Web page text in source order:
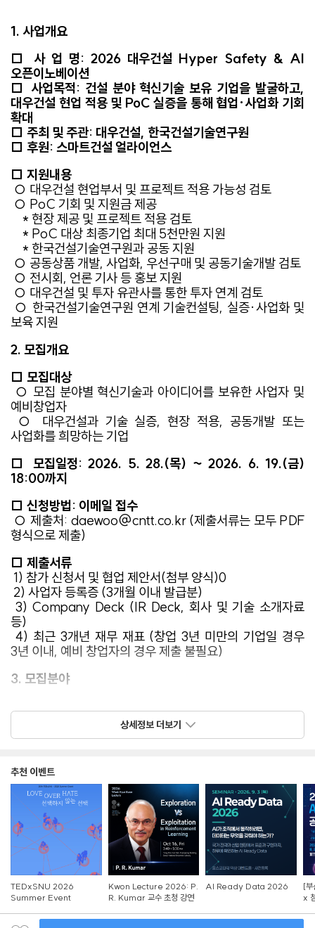
1. 사업개요
□ 사 업 명: 2026 대우건설 Hyper Safety & AI
오픈이노베이션
□ 사업목적: 건설 분야 혁신기술 보유 기업을 발굴하고,
대우건설 현업 적용 및 PoC 실증을 통해 협업·사업화 기회
확대
□ 주최 및 주관: 대우건설, 한국건설기술연구원
□ 후원: 스마트건설 얼라이언스
□ 지원내용
○ 대우건설 현업부서 및 프로젝트 적용 가능성 검토
○ PoC 기회 및 지원금 제공
* 현장 제공 및 프로젝트 적용 검토
* PoC 대상 최종기업 최대 5천만원 지원
* 한국건설기술연구원과 공동 지원
○ 공동상품 개발, 사업화, 우선구매 및 공동기술개발 검토
○ 전시회, 언론 기사 등 홍보 지원
○ 대우건설 및 투자 유관사를 통한 투자 연계 검토
○ 한국건설기술연구원 연계 기술컨설팅, 실증·사업화 및
보육 지원
2. 모집개요
□ 모집대상
○ 모집 분야별 혁신기술과 아이디어를 보유한 사업자 및
예비창업자
○ 대우건설과 기술 실증, 현장 적용, 공동개발 또는
사업화를 희망하는 기업
□ 모집일정: 2026. 5. 28.(목) ~ 2026. 6. 19.(금)
18:00까지
□ 신청방법: 이메일 접수
○ 제출처: daewoo@cntt.co.kr (제출서류는 모두 PDF
형식으로 제출)
□ 제출서류
1) 참가 신청서 및 협업 제안서(첨부 양식)0
2) 사업자 등록증 (3개월 이내 발급분)
3) Company Deck (IR Deck, 회사 및 기술 소개자료
등)
4) 최근 3개년 재무 재표 (창업 3년 미만의 기업일 경우
3년 이내, 예비 창업자의 경우 제출 불필요)
3. 모집분야
4. 기업선정
□ 선정방법
○ 평가방식: 서류심사, Meet-up, 대면·발표심사, PoC
계획 구체화, Demo Day 등 단계별 평가
○ 평가내용: 현업 적용성, 기술 우수성, 실증 계획 우수성
종합 평가
상세정보 더보기
추천 이벤트
TEDxSNU 2026
Summer Event
Kwon Lecture 2026: P.
R. Kumar 교수 초청 강연
AI Ready Data 2026
[
x